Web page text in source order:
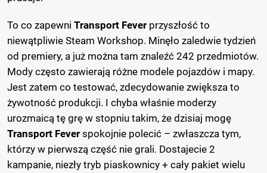
To co zapewni Transport Fever przyszłość to
niewątpliwie Steam Workshop. Minęło zaledwie tydzień
od premiery, a już można tam znaleźć 242 przedmiotów.
Mody często zawierają różne modele pojazdów i mapy.
Jest zatem co testować, zdecydowanie zwiększa to
żywotność produkcji. I chyba właśnie moderzy
urozmaicą tę grę w stopniu takim, że dzisiaj mogę
Transport Fever spokojnie polecić – zwłaszcza tym,
którzy w pierwszą część nie grali. Dostajecie 2
kampanie, niezły tryb piaskownicy + cały pakiet wielu